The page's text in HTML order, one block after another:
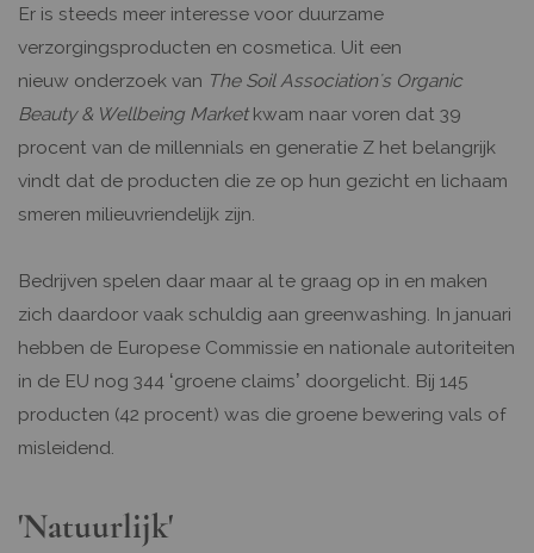
Er is steeds meer interesse voor duurzame
verzorgingsproducten en cosmetica. Uit een
nieuw onderzoek van The Soil Association's Organic
Beauty & Wellbeing Marketkwam naar voren dat 39
procent van de millennials en generatie Z het belangrijk
vindt dat de producten die ze op hun gezicht en lichaam
smeren milieuvriendelijk zijn.
Bedrijven spelen daar maar al te graag op in en maken
zich daardoor vaak schuldig aan greenwashing. In januari
hebben de Europese Commissie en nationale autoriteiten
in de EU nog 344 ‘groene claims’ doorgelicht. Bij 145
producten (42 procent) was die groene bewering vals of
misleidend.
'Natuurlijk'